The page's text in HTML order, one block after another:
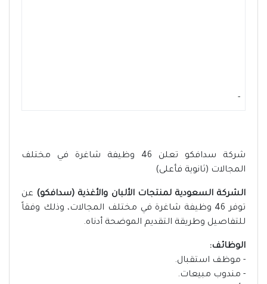
-
شركة سدافكو تعلن 46 وظيفة شاغرة في مختلف
المجالات (ثانوية فأعلى)
الشركة السعودية لمنتجات الألبان والأغذية (سدافكو) عن
توفر 46 وظيفة شاغرة في مختلف المجالات، وذلك وفقاً
للتفاصيل وطريقة التقديم الموضحة أدناه.
الوظائف:
- موظف استقبال.
- مندوب مبيعات.